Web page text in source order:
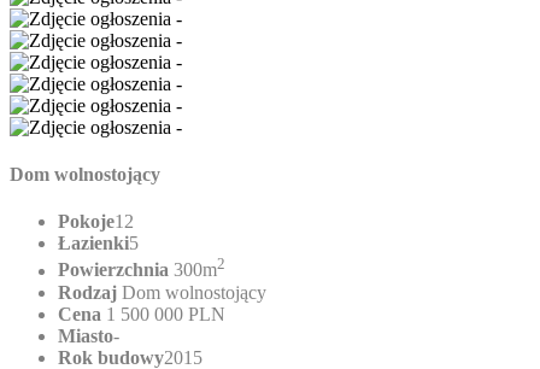
Dom wolnostojący
Pokoje12
Łazienki5
Powierzchnia 300m2
Rodzaj Dom wolnostojący
Cena 1 500 000 PLN
Miasto-
Rok budowy2015